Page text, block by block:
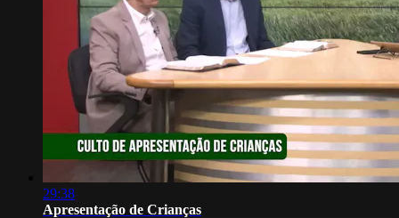
29:38
Apresentação de Crianças